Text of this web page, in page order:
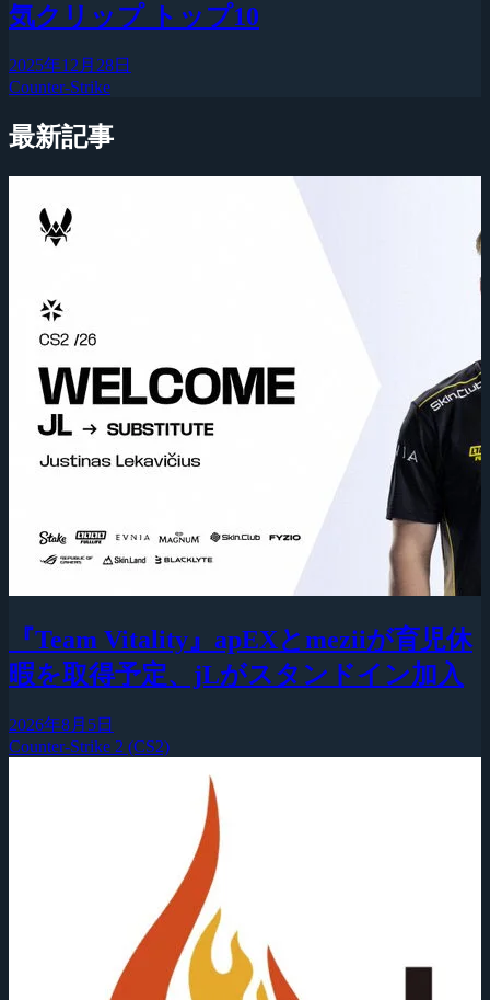
気クリップ トップ10
2025年12月28日
Counter-Strike
最新記事
『Team Vitality』apEXとmeziiが育児休
暇を取得予定、jLがスタンドイン加入
2026年8月5日
Counter-Strike 2 (CS2)